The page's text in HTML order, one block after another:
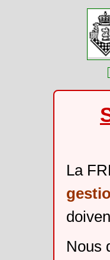
La
Nous